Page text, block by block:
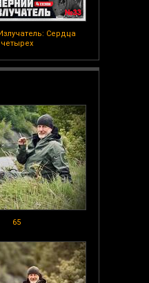
Сердца
четырех
65